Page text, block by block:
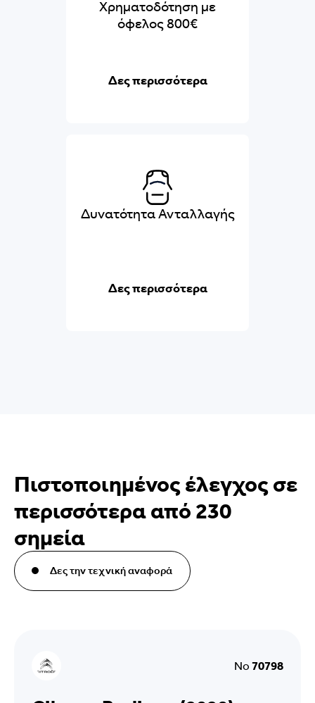
Χρηματοδότηση με
όφελος 800€
Δες περισσότερα
Δυνατότητα Ανταλλαγής
Δες περισσότερα
Πιστοποιημένος έλεγχος σε
περισσότερα από 230
σημεία
Δες την τεχνική αναφορά
No 70798